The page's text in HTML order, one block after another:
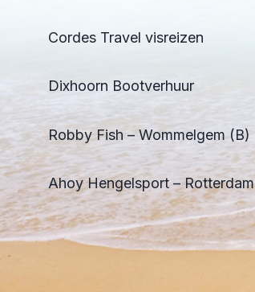
Cordes Travel visreizen
Dixhoorn Bootverhuur
Robby Fish – Wommelgem (B)
Ahoy Hengelsport – Rotterdam